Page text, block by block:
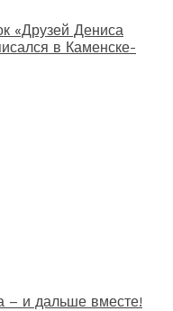
«Друзей Дениса
в Каменске-
– и дальше вместе!